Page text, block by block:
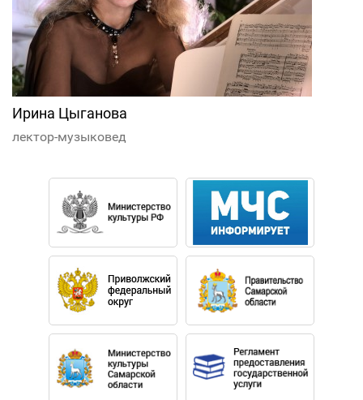
Ирина Цыганова
лектор-музыковед